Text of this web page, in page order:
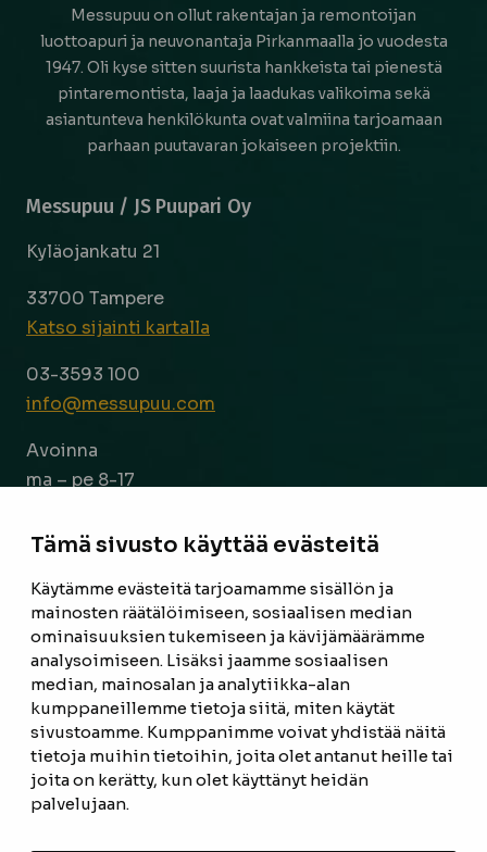
Tämä sivusto käyttää evästeitä
Käytämme evästeitä tarjoamamme sisällön ja
mainosten räätälöimiseen, sosiaalisen median
ominaisuuksien tukemiseen ja kävijämäärämme
analysoimiseen. Lisäksi jaamme sosiaalisen
median, mainosalan ja analytiikka-alan
kumppaneillemme tietoja siitä, miten käytät
sivustoamme. Kumppanimme voivat yhdistää näitä
tietoja muihin tietoihin, joita olet antanut heille tai
joita on kerätty, kun olet käyttänyt heidän
palvelujaan.
Messupuu on ollut rakentajan ja remontoijan
luottoapuri ja neuvonantaja Pirkanmaalla jo vuodesta
1947. Oli kyse sitten suurista hankkeista tai pienestä
pintaremontista, laaja ja laadukas valikoima sekä
asiantunteva henkilökunta ovat valmiina tarjoamaan
parhaan puutavaran jokaiseen projektiin.
Messupuu / JS Puupari Oy
Kyläojankatu 21
33700 Tampere
Katso sijainti kartalla
03-3593 100
info@messupuu.com
Avoinna
ma – pe 8-17
ETUSIVU
TUOTTEET
REFERENSSIT
OTA YHTEYTTÄ
TIETOSUOJASELOSTE